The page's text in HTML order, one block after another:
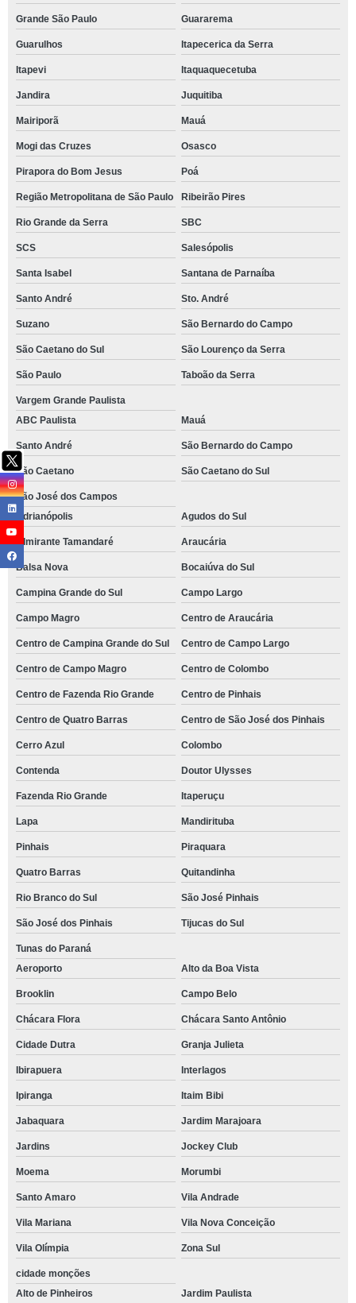
Grande São Paulo Guararema
Guarulhos Itapecerica da Serra
Itapevi Itaquaquecetuba
Jandira Juquitiba
Mairiporã Mauá
Mogi das Cruzes Osasco
Pirapora do Bom Jesus Poá
Região Metropolitana de São Paulo Ribeirão Pires
Rio Grande da Serra SBC
SCS Salesópolis
Santa Isabel Santana de Parnaíba
Santo André Sto. André
Suzano São Bernardo do Campo
São Caetano do Sul São Lourenço da Serra
São Paulo Taboão da Serra
Vargem Grande Paulista
ABC Paulista
Mauá
Santo André São Bernardo do Campo
São Caetano São Caetano do Sul
São José dos Campos
Adrianópolis
Agudos do Sul
Almirante Tamandaré Araucária
Balsa Nova Bocaiúva do Sul
Campina Grande do Sul Campo Largo
Campo Magro Centro de Araucária
Centro de Campina Grande do Sul Centro de Campo Largo
Centro de Campo Magro Centro de Colombo
Centro de Fazenda Rio Grande Centro de Pinhais
Centro de Quatro Barras Centro de São José dos Pinhais
Cerro Azul Colombo
Contenda Doutor Ulysses
Fazenda Rio Grande Itaperuçu
Lapa Mandirituba
Pinhais Piraquara
Quatro Barras Quitandinha
Rio Branco do Sul São José Pinhais
São José dos Pinhais Tijucas do Sul
Tunas do Paraná
Aeroporto
Alto da Boa Vista
Brooklin Campo Belo
Chácara Flora Chácara Santo Antônio
Cidade Dutra Granja Julieta
Ibirapuera Interlagos
Ipiranga Itaim Bibi
Jabaquara Jardim Marajoara
Jardins Jockey Club
Moema Morumbi
Santo Amaro Vila Andrade
Vila Mariana Vila Nova Conceição
Vila Olímpia Zona Sul
cidade monções
Alto de Pinheiros
Jardim Paulista